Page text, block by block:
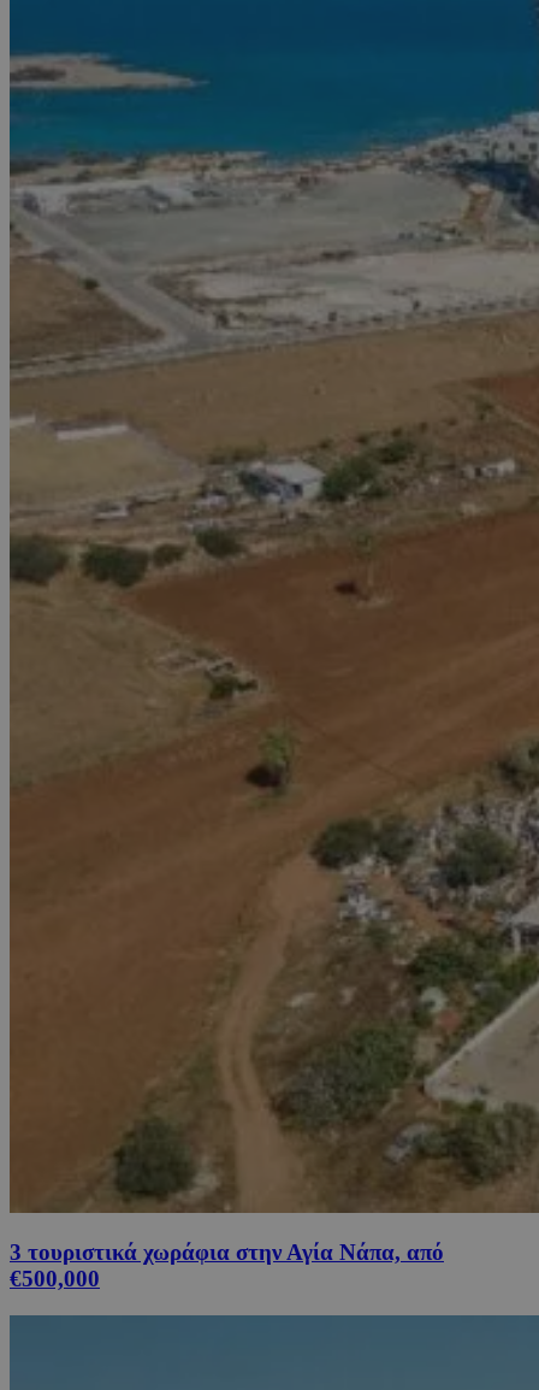
3 τουριστικά χωράφια στην Αγία Νάπα, από
€500,000